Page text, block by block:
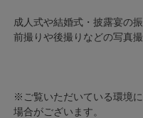
成人式や結婚式・披露宴の
前撮りや後撮りなどの写真
※ご覧いただいている環境
場合がございます。